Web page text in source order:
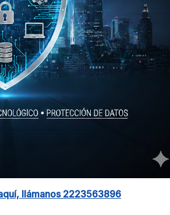
llámanos 2223563896